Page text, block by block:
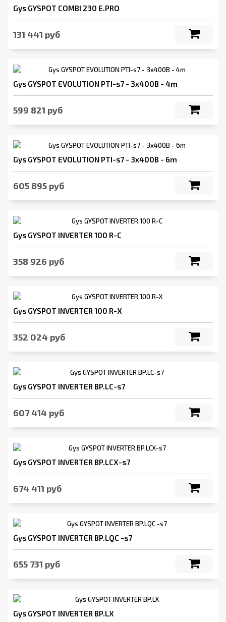
Gys GYSPOT COMBI 230 Е.PRO
131 441 руб
Gys GYSPOT EVOLUTION PTI-s7 - 3x400B - 4m
599 821 руб
Gys GYSPOT EVOLUTION PTI-s7 - 3x400B - 6m
605 895 руб
Gys GYSPOT INVERTER 100 R-C
358 926 руб
Gys GYSPOT INVERTER 100 R-X
352 024 руб
Gys GYSPOT INVERTER BP.LC-s7
607 414 руб
Gys GYSPOT INVERTER BP.LCX-s7
674 411 руб
Gys GYSPOT INVERTER BP.LQC -s7
655 731 руб
Gys GYSPOT INVERTER BP.LX